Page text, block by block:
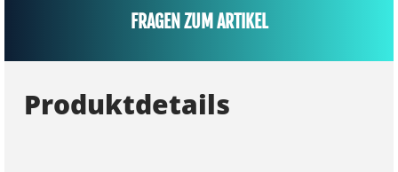
FRAGEN ZUM ARTIKEL
Produktdetails